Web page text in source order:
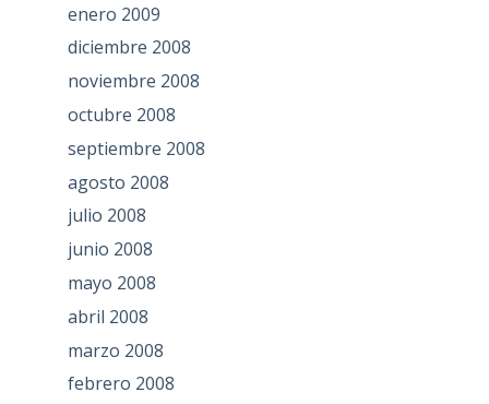
enero 2009
diciembre 2008
noviembre 2008
octubre 2008
septiembre 2008
agosto 2008
julio 2008
junio 2008
mayo 2008
abril 2008
marzo 2008
febrero 2008